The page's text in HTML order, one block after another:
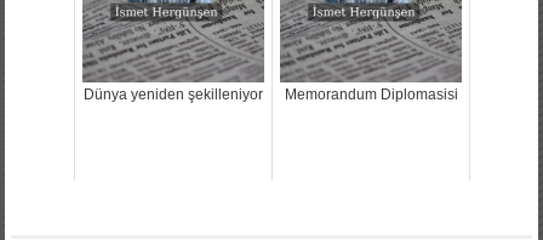
Dünya yeniden şekilleniyor Memorandum Diplomasisi